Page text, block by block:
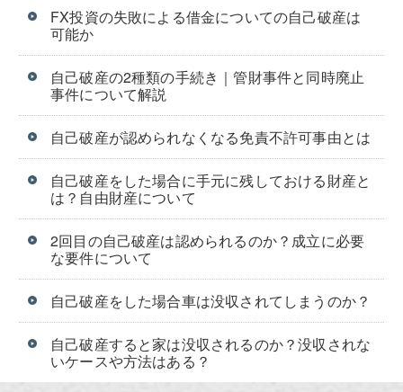
FX投資の失敗による借金についての自己破産は
可能か
自己破産の2種類の手続き｜管財事件と同時廃止
事件について解説
自己破産が認められなくなる免責不許可事由とは
自己破産をした場合に手元に残しておける財産と
は？自由財産について
2回目の自己破産は認められるのか？成立に必要
な要件について
自己破産をした場合車は没収されてしまうのか？
自己破産すると家は没収されるのか？没収されな
いケースや方法はある？